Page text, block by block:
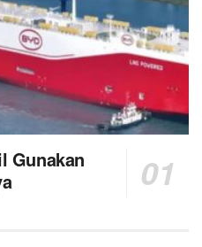
Gunakan